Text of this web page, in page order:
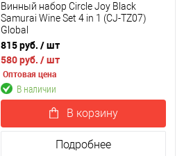
Винный набор Circle Joy Black
Samurai Wine Set 4 in 1 (CJ-TZ07)
Global
815 руб. / шт
580 руб. / шт
Оптовая цена
В наличии
В корзину
Подробнее